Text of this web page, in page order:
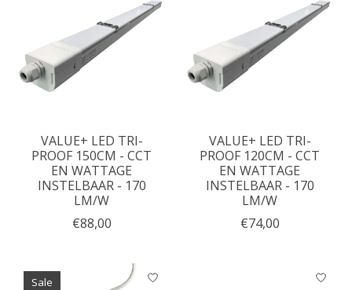
VALUE+ LED TRI-
PROOF 150CM - CCT
EN WATTAGE
INSTELBAAR - 170
LM/W
€88,00
VALUE+ LED TRI-
PROOF 120CM - CCT
EN WATTAGE
INSTELBAAR - 170
LM/W
€74,00
Sale